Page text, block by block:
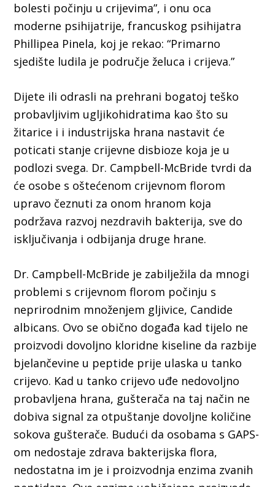
bolesti počinju u crijevima”, i onu oca
moderne psihijatrije, francuskog psihijatra
Phillipea Pinela, koj je rekao: “Primarno
sjedište ludila je područje želuca i crijeva.”
Dijete ili odrasli na prehrani bogatoj teško
probavljivim ugljikohidratima kao što su
žitarice i i industrijska hrana nastavit će
poticati stanje crijevne disbioze koja je u
podlozi svega. Dr. Campbell-McBride tvrdi da
će osobe s oštećenom crijevnom florom
upravo čeznuti za onom hranom koja
podržava razvoj nezdravih bakterija, sve do
isključivanja i odbijanja druge hrane.
Dr. Campbell-McBride je zabilježila da mnogi
problemi s crijevnom florom počinju s
neprirodnim množenjem gljivice, Candide
albicans. Ovo se obično događa kad tijelo ne
proizvodi dovoljno kloridne kiseline da razbije
bjelančevine u peptide prije ulaska u tanko
crijevo. Kad u tanko crijevo uđe nedovoljno
probavljena hrana, gušterača na taj način ne
dobiva signal za otpuštanje dovoljne količine
sokova gušterače. Budući da osobama s GAPS-
om nedostaje zdrava bakterijska flora,
nedostatna im je i proizvodnja enzima zvanih